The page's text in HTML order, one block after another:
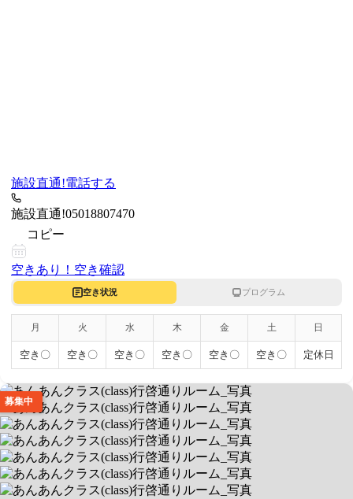
施設直通!電話する
施設直通!05018807470
コピー
空きあり！ 空き確認
空き状況 プログラム
月 火 水 木 金 土 日
空き〇 空き〇 空き〇 空き〇 空き〇 空き〇 定休日
募集中